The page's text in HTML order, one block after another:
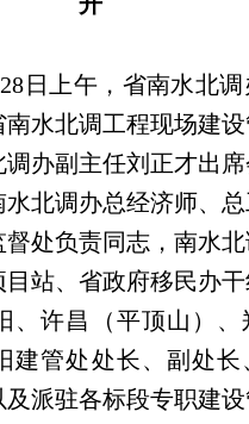
28 日
上午，省南水北
水北调工程现场建
办副主任刘正才出
北调办总经济师、总
处负责同志，南水
站、省政府移民办干
、许昌（平顶山）、
建管处处长、副处长
派驻各标段专职建